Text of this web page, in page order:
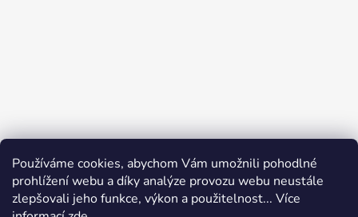
Používáme cookies, abychom Vám umožnili pohodlné
prohlížení webu a díky analýze provozu webu neustále
zlepšovali jeho funkce, výkon a použitelnost... Více